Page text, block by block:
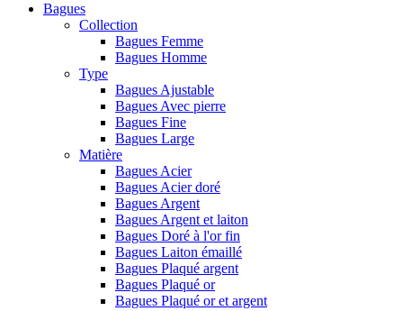
Bagues
Collection
Bagues Femme
Bagues Homme
Type
Bagues Ajustable
Bagues Avec pierre
Bagues Fine
Bagues Large
Matière
Bagues Acier
Bagues Acier doré
Bagues Argent
Bagues Argent et laiton
Bagues Doré à l'or fin
Bagues Laiton émaillé
Bagues Plaqué argent
Bagues Plaqué or
Bagues Plaqué or et argent